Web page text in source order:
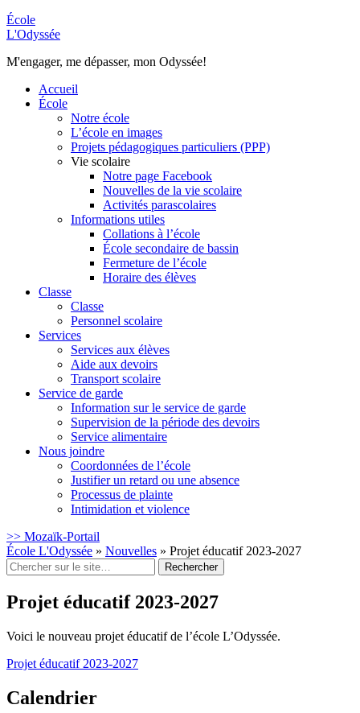
École
L'Odyssée
M'engager, me dépasser, mon Odyssée!
Accueil
École
Notre école
L’école en images
Projets pédagogiques particuliers (PPP)
Vie scolaire
Notre page Facebook
Nouvelles de la vie scolaire
Activités parascolaires
Informations utiles
Collations à l’école
École secondaire de bassin
Fermeture de l’école
Horaire des élèves
Classe
Classe
Personnel scolaire
Services
Services aux élèves
Aide aux devoirs
Transport scolaire
Service de garde
Information sur le service de garde
Supervision de la période des devoirs
Service alimentaire
Nous joindre
Coordonnées de l’école
Justifier un retard ou une absence
Processus de plainte
Intimidation et violence
>> Mozaïk-Portail
École L'Odyssée » Nouvelles » Projet éducatif 2023-2027
Rechercher
:
Projet éducatif 2023-2027
Voici le nouveau projet éducatif de l’école L’Odyssée.
Projet éducatif 2023-2027
Calendrier